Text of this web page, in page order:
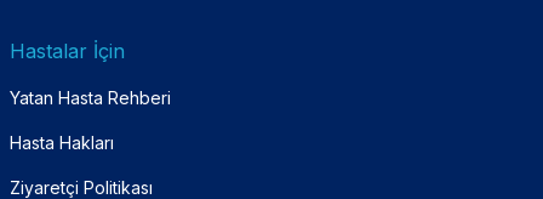
Hastalar İçin
Yatan Hasta Rehberi
Hasta Hakları
Ziyaretçi Politikası